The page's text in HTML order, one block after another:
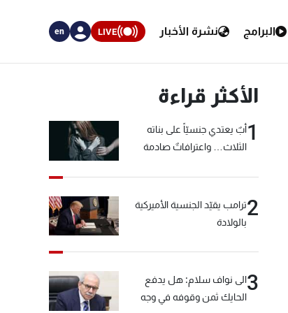
البرامج نشرة الأخبار LIVE
en
الأكثر قراءة
1أبٌ يعتدي جنسيّاً على بناته
الثلاث… واعترافاتٌ صادمة
2ترامب يقيّد الجنسية الأميركية
بالولادة
3الى نواف سلام: هل يدفع
الحايك ثمن وقوفه في وجه